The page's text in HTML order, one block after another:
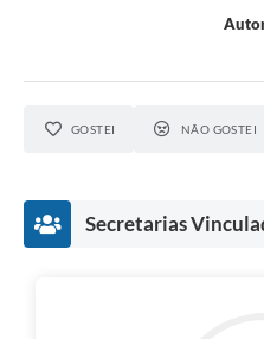
GOSTEI NÃO GOSTEI
Secretarias